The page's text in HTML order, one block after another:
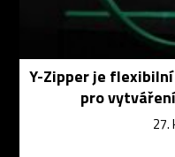
Y-Zipper je
pro
27.